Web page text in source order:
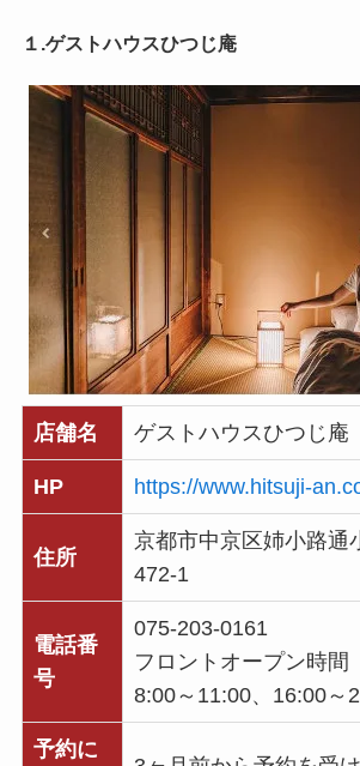
１.ゲストハウスひつじ庵
店舗名 ゲストハウスひつじ庵
HP https://www.hitsuji-
住所
京都市中京区姉小路通
472-1
電話番
号
075-203-0161
フロントオープン時間
8:00～11:00、16:00～
予約に